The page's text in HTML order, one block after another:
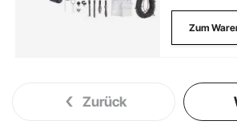
Zum
Zurück